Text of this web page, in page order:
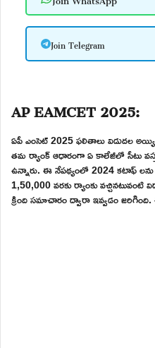
Join Telegram
AP EAMCET 2025:
ఏపీ ఎంసెట్ 2025 ఫలితాలు విడుదల అయ్యి
తమ ర్యాంక్ ఆధారంగా ఏ కాలేజీలో సీటు
ఉన్నారు. ఈ నేపథ్యంలో 2024 కటాఫ్
1,50,000 వరకు ర్యాంకు వచ్చినటువంటి
క్రింది సమాచారం ద్వారా ఇవ్వడం